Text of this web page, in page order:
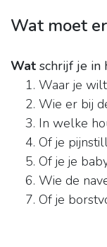
Wat moet
Wat schrijf je in
Waar je
Wie er bij
In welke
Of je
Of je je
Wie de
Of je